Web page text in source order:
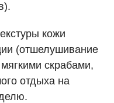
кожи
(отшелушивание
скрабами,
отдыха на